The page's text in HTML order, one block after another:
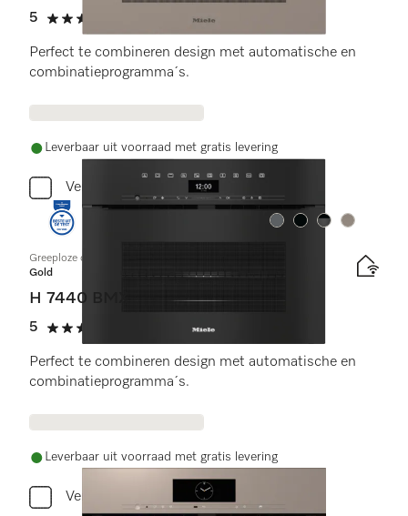
5
5 sterren op 5
(1 beoordeling)
Perfect te combineren design met automatische en
combinatieprogramma´s.
Leverbaar uit voorraad met gratis levering
Vergelijken
Kleur:Kleur:Kleur:Kleur:
Greeploze compacte oven met geïntegreerde magnetron
Gold
H 7440 BMX
5
5 sterren op 5
(1 beoordeling)
Perfect te combineren design met automatische en
combinatieprogramma´s.
Leverbaar uit voorraad met gratis levering
Vergelijken